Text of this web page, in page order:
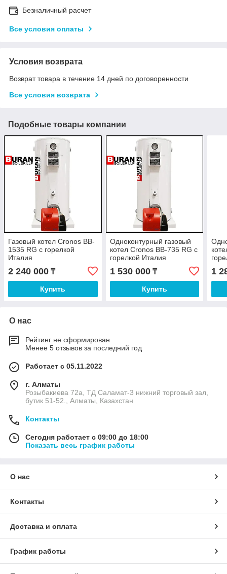
Безналичный расчет
Все условия оплаты
Условия возврата
Возврат товара в течение 14 дней по договоренности
Все условия возврата
Подобные товары компании
Газовый котел Cronos BB-
1535 RG с горелкой
Италия
2 240 000 ₸
Купить
Одноконтурный газовый
котел Cronos BB-735 RG с
горелкой Италия
1 530 000₸
Купить
1
О нас
Рейтинг не сформирован
Менее 5 отзывов за последний год
Работает с 05.11.2022
г. Алматы
Розыбакиева 72а, ТД Саламат-3 нижний торговый зал,
бутик 51-52., Алматы, Казахстан
Контакты
Сегодня работает с 09:00 до 18:00
Показать весь график работы
О нас
Контакты
Доставка и оплата
График работы